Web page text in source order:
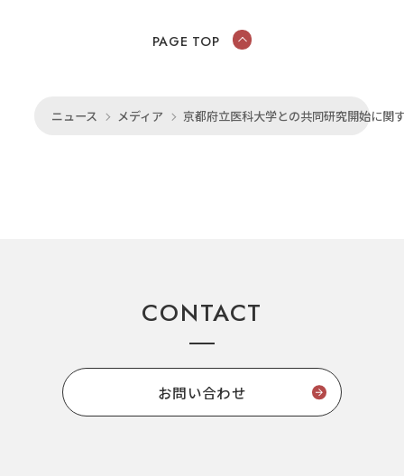
ニュース メディア 京都府立医科大学との共同研究開始に関
PAGE TOP
CONTACT
お問い合わせ